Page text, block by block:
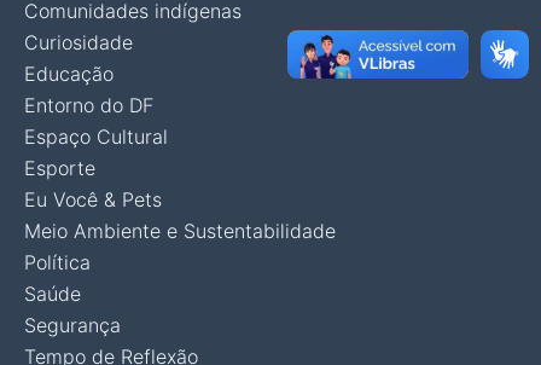
Comunidades indígenas
Curiosidade
Educação
Entorno do DF
Espaço Cultural
Esporte
Eu Você & Pets
Meio Ambiente e Sustentabilidade
Política
Saúde
Segurança
Tempo de Reflexão